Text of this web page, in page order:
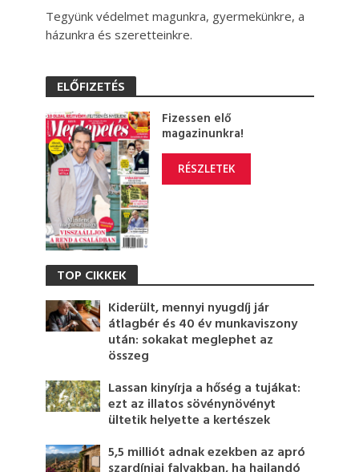
Tegyünk védelmet magunkra, gyermekünkre, a
házunkra és szeretteinkre.
ELŐFIZETÉS
Fizessen elő
magazinunkra!
RÉSZLETEK
TOP CIKKEK
Kiderült, mennyi nyugdíj jár
átlagbér és 40 év munkaviszony
után: sokakat meglephet az
összeg
Lassan kinyírja a hőség a tujákat:
ezt az illatos sövénynövényt
ültetik helyette a kertészek
5,5 milliót adnak ezekben az apró